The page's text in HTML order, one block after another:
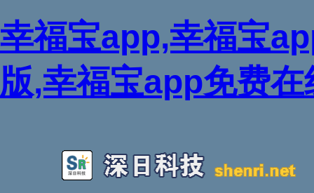
幸福宝app,幸福宝
版,幸福宝app免费在